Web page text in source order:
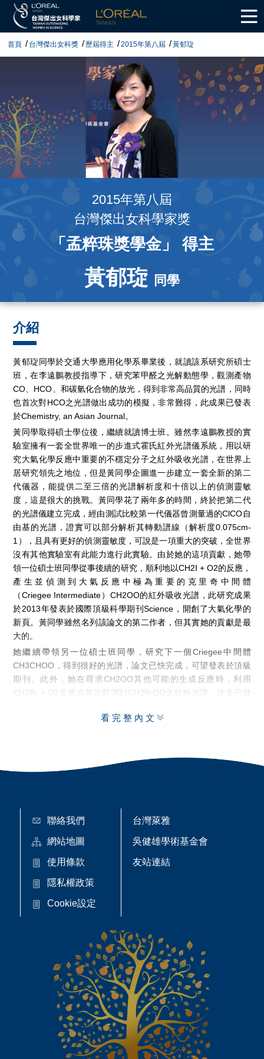
首頁 台灣傑出女科獎 歷屆得主 2015年第八屆 黃郁琁
2015年第八屆
台灣傑出女科學家獎
「孟粹珠獎學金」 得主
黃郁琁 同學
介紹
黃郁琁同學於交通大學應用化學系畢業後，就讀該系研究所碩士
班，在李遠鵬教授指導下，研究苯甲醛之光解動態學，觀測產物
CO、HCO、和碳氫化合物的放光，得到非常高品質的光譜，同時
也首次對HCO之光譜做出成功的模擬，非常難得，此成果已發表
於Chemistry, an Asian Journal。
黃同學取得碩士學位後，繼續就讀博士班。雖然李遠鵬教授的實
驗室擁有一套全世界唯一的步進式霍氏紅外光譜儀系統，用以研
究大氣化學反應中重要的不穩定分子之紅外吸收光譜，在世界上
居研究領先之地位，但是黃同學企圖進一步建立一套全新的第二
代儀器，能提供二至三倍的光譜解析度和十倍以上的偵測靈敏
度，這是很大的挑戰。黃同學花了兩年多的時間，終於把第二代
的光譜儀建立完成，經由測試比較第一代儀器曾測量過的ClCO自
由基的光譜，證實可以部分解析其轉動譜線（解析度0.075cm-
1），且具有更好的偵測靈敏度，可說是一項重大的突破，全世界
沒有其他實驗室有此能力進行此實驗。由於她的這項貢獻，她帶
領一位碩士班同學從事後續的研究，順利地以CH2I + O2的反應，
產生並偵測到大氣反應中極為重要的克里奇中間體
（Criegee Intermediate）CH2OO的紅外吸收光譜，此研究成果
於2013年發表於國際頂級科學期刊Science，開創了大氣化學的
新頁。黃同學雖然名列該論文的第二作者，但其實她的貢獻是最
大的。
她繼續帶領另一位碩士班同學，研究下一個Criegee中間體
CH3CHOO，得到很好的光譜，論文已快完成，可望發表於頂級
期刊。此外，她在尋求CH2OO其他可能的生成反應時，利用
CH2Br + O2反應亦首次觀測到CH2BrOO之紅外光譜，論文已發
黃同學的努力和紮實的研究成果，曾獲得中國化學年會研究生論
為獎勵年輕新秀的Rao Prize。
看完整內文
聯絡我們
網站地圖
使用條款
隱私權政策
Cookie設定
台灣萊雅
吳健雄學術基金會
友站連結